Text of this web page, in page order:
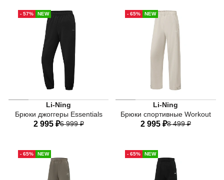
40 42
50
40 42
50
52
- 57% NEW
Li-Ning
Брюки джоггеры Essentials
Женские брюки-джоггеры Li-Ning Essentials чёрного
2 995 ₽6 999 ₽
40 42
50
52
- 65% NEW
Li-Ning
Брюки спортивные Workout
Женские спортивные
2 995 ₽8 499 ₽
40 42
50
52
- 65% NEW - 65% NEW